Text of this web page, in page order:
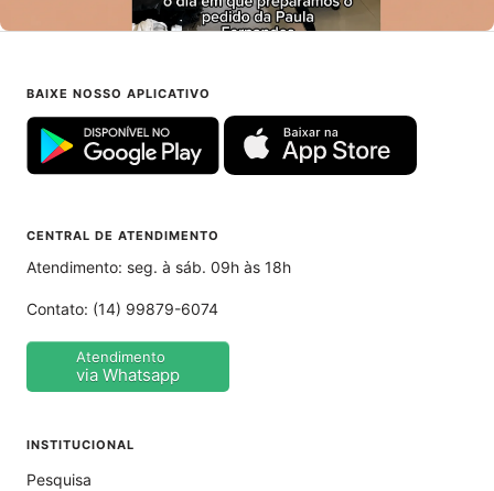
BAIXE NOSSO APLICATIVO
CENTRAL DE ATENDIMENTO
Atendimento: seg. à sáb. 09h às 18h
Contato: (14) 99879-6074
Atendimento
via Whatsapp
INSTITUCIONAL
Pesquisa